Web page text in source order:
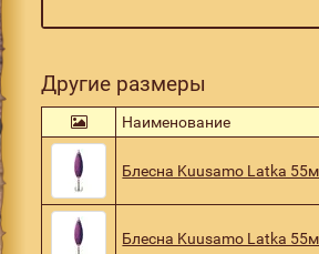
Другие размеры
Наименование
Блесна Kuusamo Latka
Блесна Kuusamo Latka